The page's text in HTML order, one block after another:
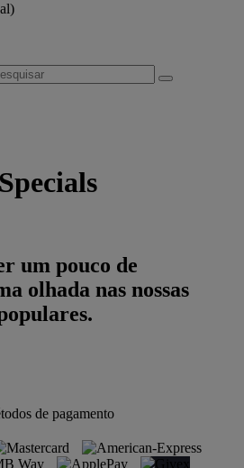
um pouco de
olhada nas nossas
de pagamento